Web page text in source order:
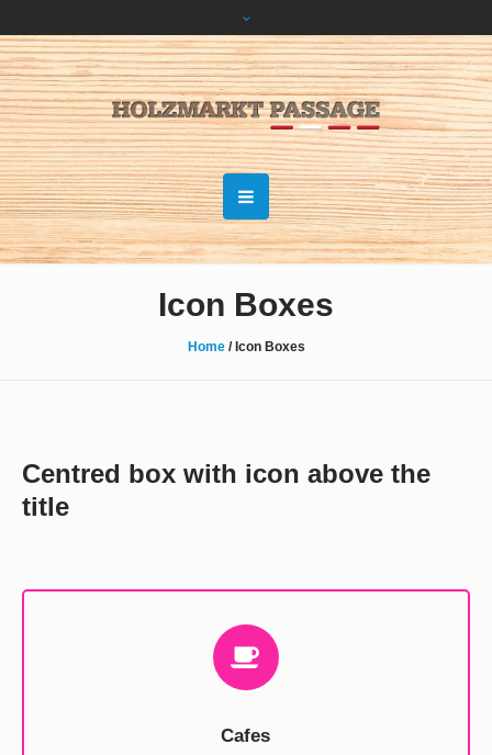
Icon Boxes
Home / Icon Boxes
Centred box with icon above the
title
Cafes